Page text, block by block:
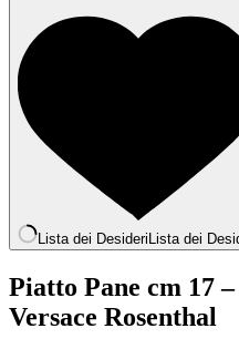
Lista dei Desideri Lista dei
Piatto Pane cm 17
Versace Rosenthal